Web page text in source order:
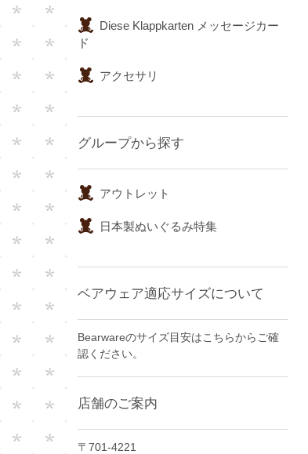
Diese Klappkarten メッセージカー
ド
アクセサリ
グループから探す
アウトレット
日本製ぬいぐるみ特集
ベアウェア適応サイズについて
Bearwareのサイズ目安はこちらからご確
認ください。
店舗のご案内
〒701-4221